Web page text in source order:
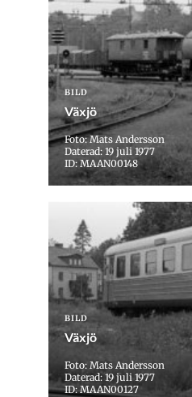
BILD
Växjö
Foto: Mats Andersson
Daterad: 19 juli 1977
ID: MAAN00148
BILD
Växjö
Foto: Mats Andersson
Daterad: 19 juli 1977
ID: MAAN00127